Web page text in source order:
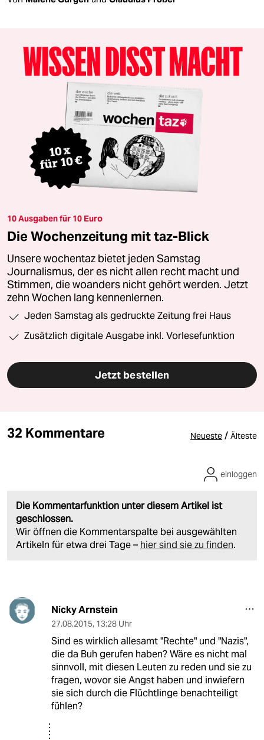
10 Ausgaben für 10 Euro
Die Wochenzeitung mit taz-Blick
Unsere wochentaz bietet jeden Samstag
Journalismus, der es nicht allen recht macht und
Stimmen, die woanders nicht gehört werden. Jetzt
zehn Wochen lang kennenlernen.
Jeden Samstag als gedruckte Zeitung frei Haus
Zusätzlich digitale Ausgabe inkl. Vorlesefunktion
Jetzt bestellen
32 Kommentare Neueste / Älteste
Die Kommentarfunktion unter diesem Artikel ist
geschlossen.
Wir öffnen die Kommentarspalte bei ausgewählten
Artikeln für etwa drei Tage – hier sind sie zu finden.
einloggen
Nicky Arnstein
27.08.2015, 13:28 Uhr
Sind es wirklich allesamt "Rechte" und "Nazis",
die da Buh gerufen haben? Wäre es nicht mal
sinnvoll, mit diesen Leuten zu reden und sie zu
fragen, wovor sie Angst haben und inwiefern
sie sich durch die Flüchtlinge benachteiligt
fühlen?